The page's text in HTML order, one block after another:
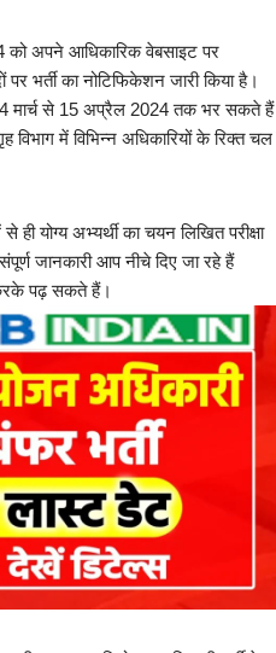
को अपने आधिकारिक वेबसाइट पर
भर्ती का नोटिफिकेशन जारी किया है।
मार्च से 15 अप्रैल 2024 तक भर सकते हैं
विभाग में विभिन्न अधिकारियों के रिक्त चल
योग्य अभ्यर्थी का चयन लिखित परीक्षा
जानकारी आप नीचे दिए जा रहे हैं
पढ़ सकते हैं।